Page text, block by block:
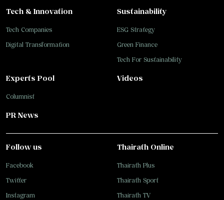
Tech & Innovation
Tech Companies
Digital Transformation
Sustainability
ESG Strategy
Green Finance
Tech For Sustainability
Experts Pool
Columnist
Videos
PR News
Follow us
Facebook
Twitter
Instagram
Thairath Online
Thairath Plus
Thairath Sport
Thairath TV